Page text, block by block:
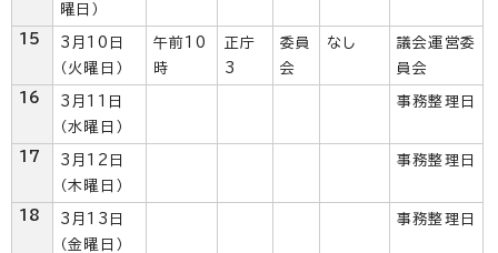
曜日）
15
3月10日
（火曜日）
午前10
時
正庁
3
委員
会
なし
議会運営委
員会
16
3月11日
（水曜日）
事務整理日
17
3月12日
（木曜日）
事務整理日
18
3月13日
（金曜日）
事務整理日